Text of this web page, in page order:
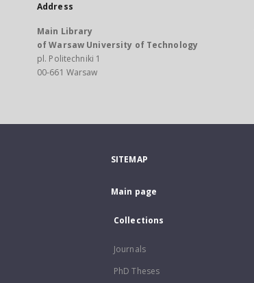
Address
Main Library
of Warsaw University of Technology
pl. Politechniki 1
00-661 Warsaw
SITEMAP
Main page
Collections
Journals
PhD Theses